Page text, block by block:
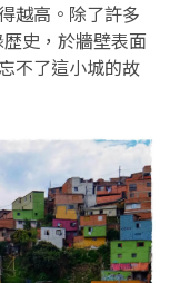
越高。除了許多
史，於牆壁表面
不了這小城的故